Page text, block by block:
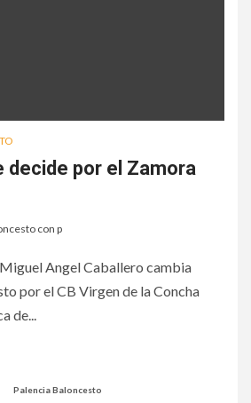
decide por el Zamora
con p
Angel Caballero cambia
por el CB Virgen de la Concha
de...
Palencia Baloncesto